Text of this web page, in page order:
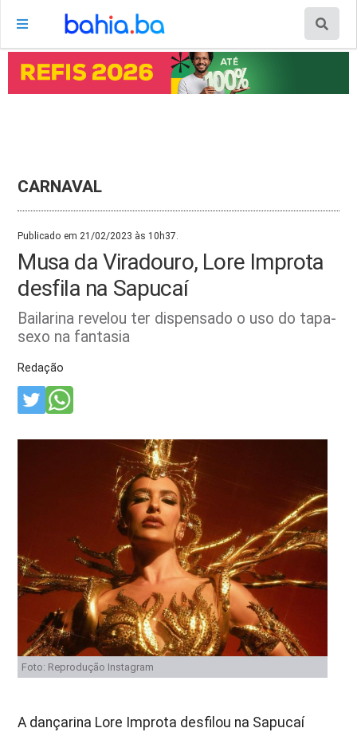
CARNAVAL
Publicado em 21/02/2023 às 10h37.
Musa da Viradouro, Lore Improta
desfila na Sapucaí
Bailarina revelou ter dispensado o uso do tapa-
sexo na fantasia
Redação
Foto: Reprodução Instagram
A dançarina Lore Improta desfilou na Sapucaí